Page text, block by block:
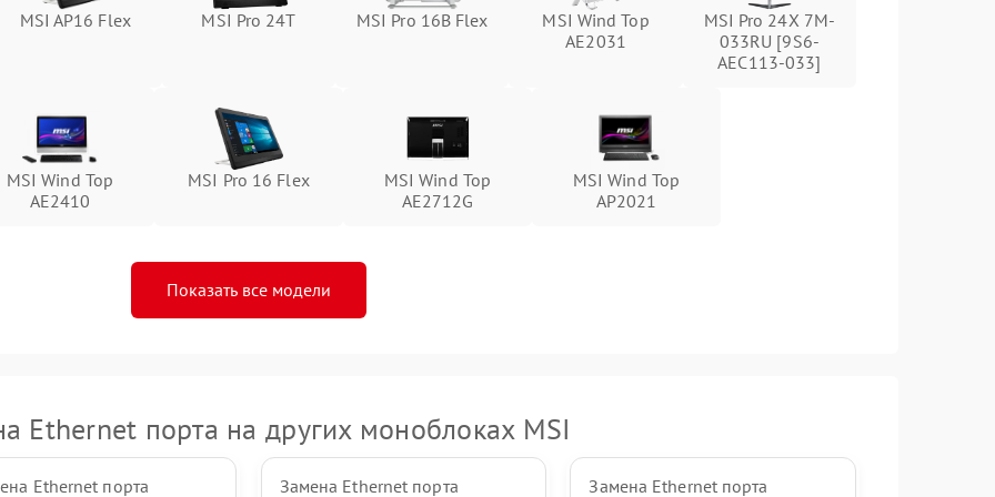
Неисправность тачпада (если есть) 60 мин 1 год 1500 ₽ Подробнее →
Неисправность микрофона 60 мин 1 год 1000 ₽
60 мин
MSI AP16 Flex MSI Pro 24T MSI Pro 16B Flex
MSI Wind Top
AE2031
MSI Pro 24X 7M-
033RU [9S6-
AEC113-033]
MSI Wind Top
AE2410
MSI Pro 16 Flex
MSI Wind Top
AE2712G
MSI Wind Top
AP2021
Показать все модели
Ethernet порта на других моноблоках MSI
Ethernet порта
Замена Ethernet порта
Замена Ethernet порта